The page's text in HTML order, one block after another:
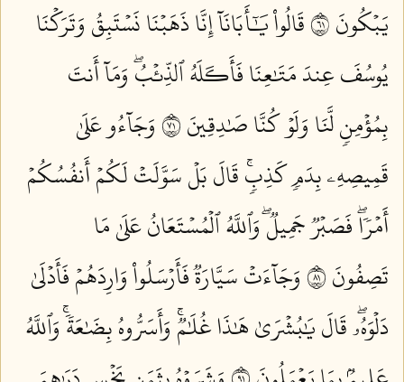
يَبۡكُونَ ١٦
قَالُواْ يَٰٓأَبَانَآ إِنَّا ذَهَبۡنَا نَسۡتَبِقُ وَتَرَكۡنَا
يُوسُفَ عِندَ مَتَٰعِنَا فَأَكَلَهُ ٱلذِّئۡبُۖ وَمَآ أَنتَ
بِمُؤۡمِنٖ لَّنَا وَلَوۡ كُنَّا صَٰدِقِينَ ١٧
وَجَآءُو عَلَىٰ
قَمِيصِهِۦ بِدَمٖ كَذِبٖۚ قَالَ بَلۡ سَوَّلَتۡ لَكُمۡ أَنفُسُكُمۡ
أَمۡرٗاۖ فَصَبۡرٞ جَمِيلٞۖ وَٱللَّهُ ٱلۡمُسۡتَعَانُ عَلَىٰ مَا
تَصِفُونَ ١٨
وَجَآءَتۡ سَيَّارَةٞ فَأَرۡسَلُواْ وَارِدَهُمۡ فَأَدۡلَىٰ
دَلۡوَهُۥۖ قَالَ يَٰبُشۡرَىٰ هَٰذَا غُلَٰمٞۚ وَأَسَرُّوهُ بِضَٰعَةٗۚ وَٱللَّهُ